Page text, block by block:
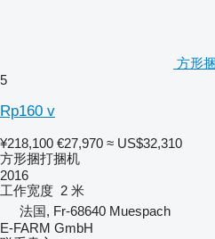
方形
5
Rp160 v
¥218,100 €27,970 ≈ US$32,310
方形捆打捆机
2016
工作宽度 2 米
法国, Fr-68640 Muespach
E-FARM GmbH